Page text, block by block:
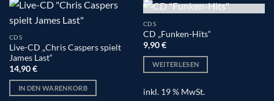
CDS
Live-CD „Chris Caspers spielt
James Last“
14,90€
IN DEN WARENKORB
CDS
CD „Funken-Hits“
9,90€
WEITERLESEN
inkl. 19 % MwSt.